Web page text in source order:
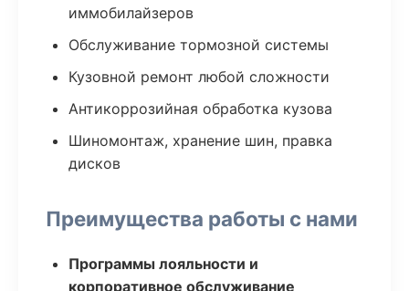
иммобилайзеров
Обслуживание тормозной системы
Кузовной ремонт любой сложности
Антикоррозийная обработка кузова
Шиномонтаж, хранение шин, правка
дисков
Преимущества работы с нами
Программы лояльности и
корпоративное обслуживание